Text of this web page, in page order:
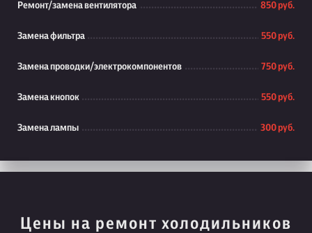
Ремонт/замена вентилятора 850 руб.
Замена фильтра 550 руб.
Замена проводки/электрокомпонентов 750 руб.
Замена кнопок 550 руб.
Замена лампы 300 руб.
Цены на ремонт холодильников